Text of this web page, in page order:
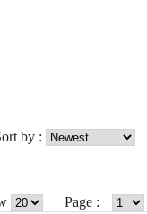
by :
Page :